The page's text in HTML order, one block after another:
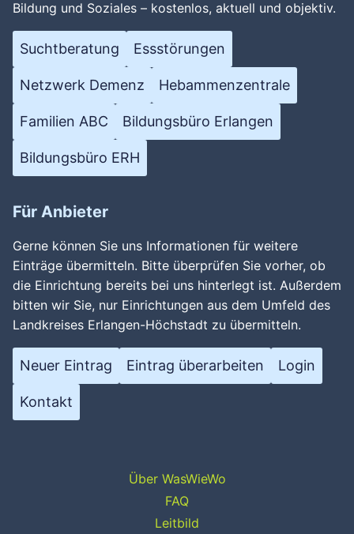
Bildung und Soziales – kostenlos, aktuell und objektiv.
Suchtberatung Essstörungen
Netzwerk Demenz Hebammenzentrale
Familien ABC Bildungsbüro Erlangen
Bildungsbüro ERH
Für Anbieter
Gerne können Sie uns Informationen für weitere
Einträge übermitteln. Bitte überprüfen Sie vorher, ob
die Einrichtung bereits bei uns hinterlegt ist. Außerdem
bitten wir Sie, nur Einrichtungen aus dem Umfeld des
Landkreises Erlangen-Höchstadt zu übermitteln.
Neuer Eintrag Eintrag überarbeiten Login
Kontakt
Über WasWieWo
FAQ
Leitbild